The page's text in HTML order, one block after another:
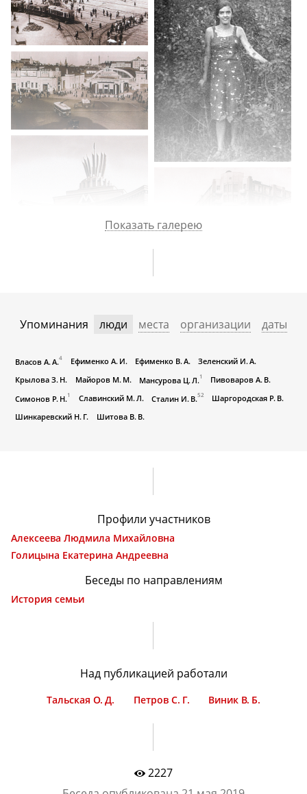
Показать галерею
Упоминания люди места организации даты
Власов А. А.4 Ефименко А. И. Ефименко В. А.
Зеленский И. А.
Крылова З. Н.
Майоров М. М. Мансурова Ц. Л. 1
Пивоваров А. В.
Симонов Р. Н. 1 Славинский М. Л. Сталин И. В.52
Шаргородская Р. В.
Шинкаревский Н. Г.
Шитова В. В.
Профили участников
Алексеева Людмила Михайловна
Голицына Екатерина Андреевна
Беседы по направлениям
История семьи
Над публикацией работали
Тальская О. Д. Петров С. Г. Виник В. Б.
2227